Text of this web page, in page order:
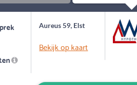
Aureus 59, Elst
Bekijk op kaart